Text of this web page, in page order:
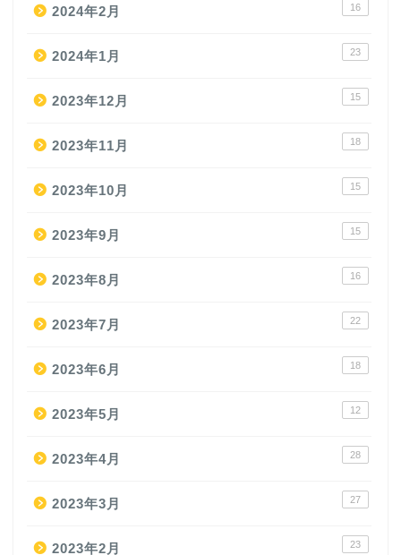
2024年2月 16
2024年1月 23
2023年12月 15
2023年11月 18
2023年10月 15
2023年9月 15
2023年8月 16
2023年7月 22
2023年6月 18
2023年5月 12
2023年4月 28
2023年3月 27
2023年2月 23